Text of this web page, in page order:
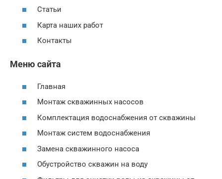
Статьи
Карта наших работ
Контакты
Меню сайта
Главная
Монтаж скважинных насосов
Комплектация водоснабжения от скважины
Монтаж систем водоснабжения
Замена скважинного насоса
Обустройство скважин на воду